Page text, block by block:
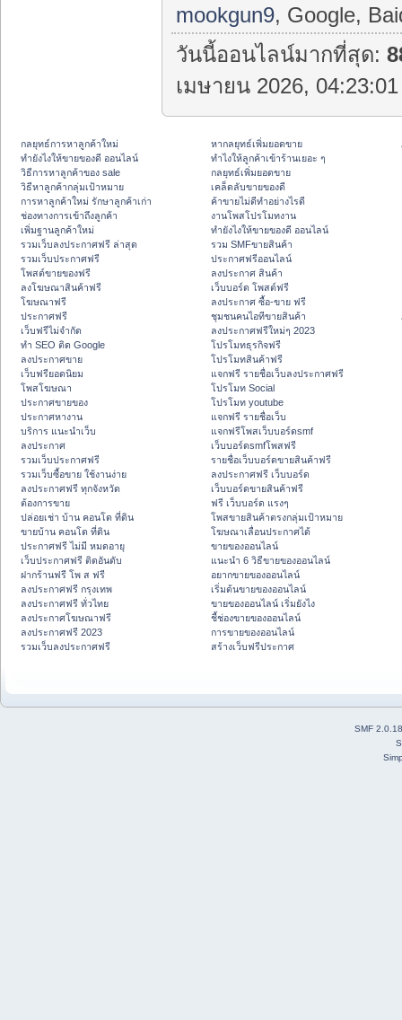
mookgun9, Google,
วันนี้ออนไลน์มากที่สุด:
เมษายน 2026,
กลยุทธ์การหาลูกค้าใหม่
ทํายังไงให้ขายของดี ออนไลน์
วิธีการหาลูกค้าของ sale
วิธีหาลูกค้ากลุ่มเป้าหมาย
การหาลูกค้าใหม่ รักษาลูกค้าเก่า
ช่องทางการเข้าถึงลูกค้า
เพิ่มฐานลูกค้าใหม่
รวมเว็บลงประกาศฟรี ล่าสุด
รวมเว็บประกาศฟรี
โพสต์ขายของฟรี
ลงโฆษณาสินค้าฟรี
โฆษณาฟรี
ประกาศฟรี
เว็บฟรีไม่จำกัด
ทำ SEO ติด Google
ลงประกาศขาย
เว็บฟรียอดนิยม
โพสโฆษณา
ประกาศขายของ
ประกาศหางาน
บริการ แนะนำเว็บ
ลงประกาศ
รวมเว็บประกาศฟรี
รวมเว็บซื้อขาย ใช้งานง่าย
ลงประกาศฟรี ทุกจังหวัด
ต้องการขาย
ปล่อยเช่า บ้าน คอนโด ที่ดิน
ขายบ้าน คอนโด ที่ดิน
ประกาศฟรี ไม่มี หมดอายุ
เว็บประกาศฟรี ติดอันดับ
ฝากร้านฟรี โพ ส ฟรี
ลงประกาศฟรี กรุงเทพ
ลงประกาศฟรี ทั่วไทย
ลงประกาศโฆษณาฟรี
ลงประกาศฟรี 2023
รวมเว็บลงประกาศฟรี
หากลยุทธ์เพิ่มยอดขาย
ทําไงให้ลูกค้าเข้าร้านเยอะ ๆ
กลยุทธ์เพิ่มยอดขาย
เคล็ดลับขายของดี
ค้าขายไม่ดีทำอย่างไรดี
งานโพสโปรโมทงาน
ทํายังไงให้ขายของดี ออนไลน์
รวม SMFขายสินค้า
ประกาศฟรีออนไลน์
ลงประกาศ สินค้า
เว็บบอร์ด โพสต์ฟรี
ลงประกาศ ซื้อ-ขาย ฟรี
ชุมชนคนไอทีขายสินค้า
ลงประกาศฟรีใหม่ๆ 2023
โปรโมทธุรกิจฟรี
โปรโมทสินค้าฟรี
แจกฟรี รายชื่อเว็บลงประกาศฟรี
โปรโมท Social
โปรโมท youtube
แจกฟรี รายชื่อเว็บ
แจกฟรีโพสเว็บบอร์ดsmf
เว็บบอร์ดsmfโพสฟรี
รายชื่อเว็บบอร์ดขายสินค้าฟรี
ลงประกาศฟรี เว็บบอร์ด
เว็บบอร์ดขายสินค้าฟรี
ฟรี เว็บบอร์ด แรงๆ
โพสขายสินค้าตรงกลุ่มเป้าหมาย
โฆษณาเลื่อนประกาศได้
ขายของออนไลน์
แนะนำ 6 วิธีขายของออนไลน์
อยากขายของออนไลน์
เริ่มต้นขายของออนไลน์
ขายของออนไลน์ เริ่มยังไง
ชี้ช่องขายของออนไลน์
การขายของออนไลน์
สร้างเว็บฟรีประกาศ
SMF 2.0.18